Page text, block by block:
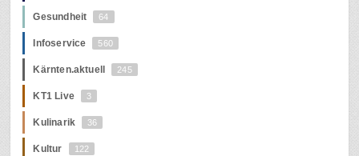
Gesundheit 64
Infoservice 560
Kärnten.aktuell 245
KT1 Live 3
Kulinarik 36
Kultur 122